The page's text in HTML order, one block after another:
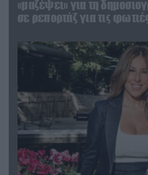
«μαζέψει» για τη
σε ρεπορτάζ για τις